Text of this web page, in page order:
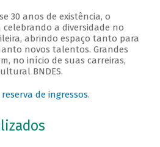
30 anos de existência, o
celebrando a diversidade no
abrindo espaço tanto para
novos talentos. Grandes
no início de suas carreiras,
BNDES.
reserva de ingressos.